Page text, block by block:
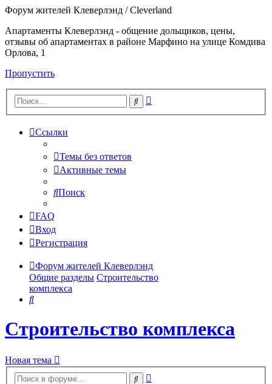
Форум жителей Клеверлэнд / Cleverland
Апартаменты Клеверлэнд - общение дольщиков, цены,
отзывы об апартаментах в районе Марфино на улице Комдива
Орлова, 1
Пропустить
Поиск
Ссылки
Темы без ответов
Активные темы
Поиск
FAQ
Вход
Регистрация
Форум жителей Клеверлэнд
Общие разделы Строительство
комплекса
Поиск
Строительство комплекса
Новая тема
Поиск